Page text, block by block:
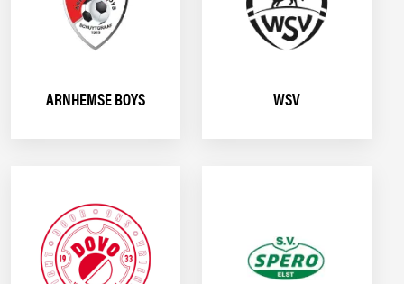
ARNHEMSE BOYS WSV